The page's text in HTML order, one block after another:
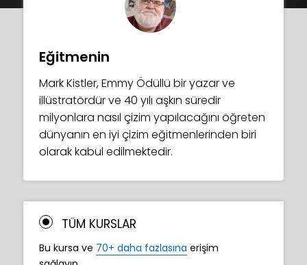
Eğitmenin
Mark Kistler, Emmy Ödüllü bir yazar ve
illüstratördür ve 40 yılı aşkın süredir
milyonlara nasıl çizim yapılacağını öğreten
dünyanın en iyi çizim eğitmenlerinden biri
olarak kabul edilmektedir.
TÜM KURSLAR
Bu kursa ve 70+ daha fazlasına erişim